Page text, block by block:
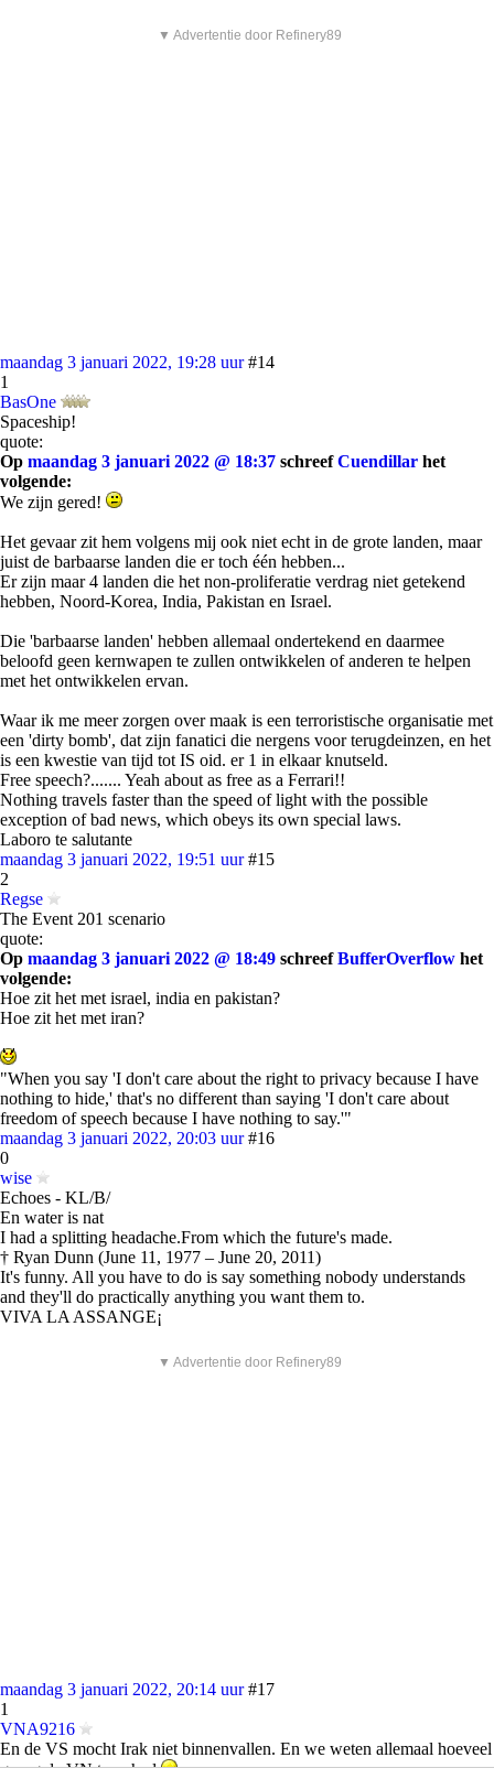
▼ Advertentie door Refinery89
maandag 3 januari 2022, 19:28 uur #14
1
BasOne
Spaceship!
quote:
Op maandag 3 januari 2022 @ 18:37 schreefCuendillar het
volgende:
We zijn gered!
Het gevaar zit hem volgens mij ook niet echt in de grote landen, maar
juist de barbaarse landen die er toch één hebben...
Er zijn maar 4 landen die het non-proliferatie verdrag niet getekend
hebben, Noord-Korea, India, Pakistan en Israel.
Die 'barbaarse landen' hebben allemaal ondertekend en daarmee
beloofd geen kernwapen te zullen ontwikkelen of anderen te helpen
met het ontwikkelen ervan.
Waar ik me meer zorgen over maak is een terroristische organisatie met
een 'dirty bomb', dat zijn fanatici die nergens voor terugdeinzen, en het
is een kwestie van tijd tot IS oid. er 1 in elkaar knutseld.
Free speech?....... Yeah about as free as a Ferrari!!
Nothing travels faster than the speed of light with the possible
exception of bad news, which obeys its own special laws.
Laboro te salutante
maandag 3 januari 2022, 19:51 uur #15
2
Regse
The Event 201 scenario
quote:
Op maandag 3 januari 2022 @ 18:49 schreefBufferOverflow het
volgende:
Hoe zit het met israel, india en pakistan?
Hoe zit het met iran?
"When you say 'I don't care about the right to privacy because I have
nothing to hide,' that's no different than saying 'I don't care about
freedom of speech because I have nothing to say.'"
maandag 3 januari 2022, 20:03 uur #16
0
wise
Echoes - KL/B/
En water is nat
I had a splitting headache.From which the future's made.
† Ryan Dunn (June 11, 1977 – June 20, 2011)
It's funny. All you have to do is say something nobody understands
and they'll do practically anything you want them to.
VIVA LA ASSANGE¡
▼ Advertentie door Refinery89
maandag 3 januari 2022, 20:14 uur #17
1
VNA9216
En de VS mocht Irak niet binnenvallen. En we weten allemaal hoeveel
gezag de VN toen had